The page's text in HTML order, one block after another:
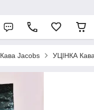
Кава Jacobs УЦІНКА